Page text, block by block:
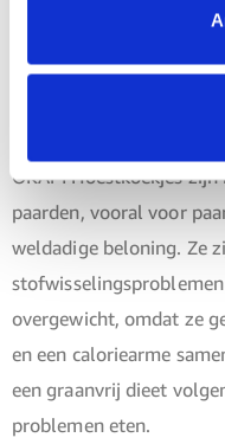
Is OKAPI
OKAPI Hoestkoekjes
paarden, vooral voor
weldadige beloning. Ze
overgewicht, omdat ze
en een caloriearme
een graanvrij dieet
problemen eten.